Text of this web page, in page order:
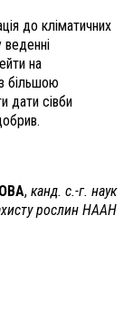
до кліматичних
на
більшою
дати сівби
, канд. с.-г. наук
рослин НААН